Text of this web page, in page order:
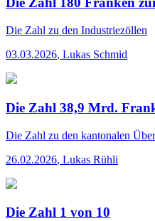
Die Zahl zu den Industriezöllen
03.03.2026, Lukas Schmid
Die Zahl 38,9 Mrd.
Die Zahl zu den kantonalen
26.02.2026, Lukas Rühli
Die Zahl 1 von 10